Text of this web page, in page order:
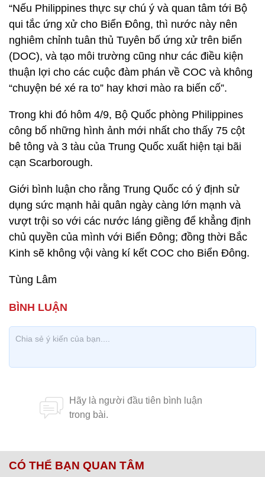
“Nếu Philippines thực sự chú ý và quan tâm tới Bộ
qui tắc ứng xử cho Biển Đông, thì nước này nên
nghiêm chỉnh tuân thủ Tuyên bố ứng xử trên biển
(DOC), và tạo môi trường cũng như các điều kiện
thuận lợi cho các cuộc đàm phán về COC và không
“chuyện bé xé ra to” hay khơi mào ra biến cố”.
Trong khi đó hôm 4/9, Bộ Quốc phòng Philippines
công bố những hình ảnh mới nhất cho thấy 75 cột
bê tông và 3 tàu của Trung Quốc xuất hiện tại bãi
cạn Scarborough.
Giới bình luận cho rằng Trung Quốc có ý định sử
dụng sức mạnh hải quân ngày càng lớn mạnh và
vượt trội so với các nước láng giềng để khẳng định
chủ quyền của mình với Biển Đông; đồng thời Bắc
Kinh sẽ không vội vàng kí kết COC cho Biển Đông.
Tùng Lâm
CÓ THỂ BẠN QUAN TÂM